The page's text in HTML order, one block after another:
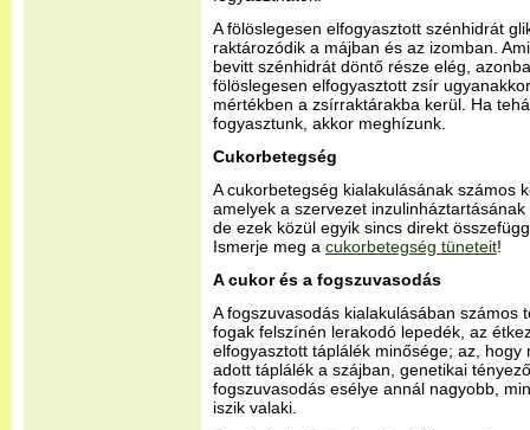
A fölöslegesen elfogyasztott szénhidrát
raktározódik a májban és az izomban.
bevitt szénhidrát döntő része elég,
fölöslegesen elfogyasztott zsír
mértékben a zsírraktárakba kerül. Ha
fogyasztunk, akkor meghízunk.
Cukorbetegség
A cukorbetegség kialakulásának számos
amelyek a szervezet
de ezek közül egyik sincs direkt
Ismerje meg a cukorbetegség tüneteit!
A cukor és a fogszuvasodás
A fogszuvasodás kialakulásában számos
fogak felszínén lerakodó lepedék, az
elfogyasztott táplálék minősége; az,
adott táplálék a szájban, genetikai
fogszuvasodás esélye annál nagyobb,
iszik valaki.